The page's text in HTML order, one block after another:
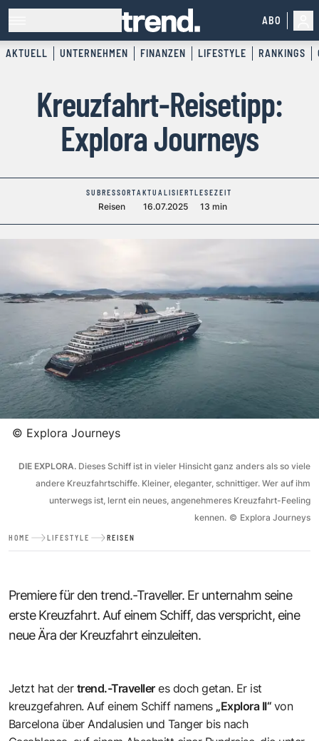
ABO
AKTUELL UNTERNEHMEN FINANZEN LIFESTYLE RANKINGS
Kreuzfahrt-Reisetipp:
Explora Journeys
SUBRESSORT
Reisen
AKTUALISIERT
16.07.2025
LESEZEIT
13 min
© Explora Journeys
DIE EXPLORA. Dieses Schiff ist in vieler Hinsicht ganz anders als so viele
andere Kreuzfahrtschiffe. Kleiner, eleganter, schnittiger. Wer auf ihm
unterwegs ist, lernt ein neues, angenehmeres Kreuzfahrt-Feeling
kennen. © Explora Journeys
HOME LIFESTYLE REISEN
Premiere für den trend.-Traveller. Er unternahm seine
erste Kreuzfahrt. Auf einem Schiff, das verspricht, eine
neue Ära der Kreuzfahrt einzuleiten.
Jetzt hat der trend.-Traveller es doch getan. Er ist
kreuzgefahren. Auf einem Schiff namens „Explora II“ von
Barcelona über Andalusien und Tanger bis nach